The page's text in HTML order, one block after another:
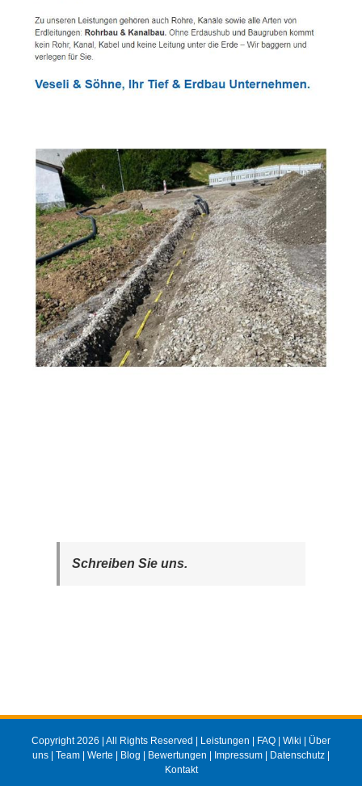
Schreiben Sie uns.
Copyright 2026 | All Rights Reserved | Leistungen | FAQ | Wiki | Über
uns | Team | Werte | Blog | Bewertungen | Impressum | Datenschutz |
Kontakt